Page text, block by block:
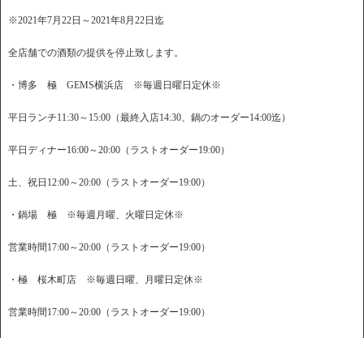
※2021年7月22日～2021年8月22日迄
全店舗での酒類の提供を停止致します。
・博多 極 GEMS横浜店 ※毎週日曜日定休※
平日ランチ11:30～15:00（最終入店14:30、鍋のオーダー14:00迄）
平日ディナー16:00～20:00（ラストオーダー19:00）
土、祝日12:00～20:00（ラストオーダー19:00）
・鍋場 極 ※毎週月曜、火曜日定休※
営業時間17:00～20:00（ラストオーダー19:00）
・極 桜木町店 ※毎週日曜、月曜日定休※
営業時間17:00～20:00（ラストオーダー19:00）